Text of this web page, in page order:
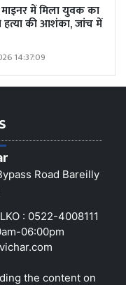
में मिला युवक का
हत्या की आशंका, जांच में
14:37:09
Road Bareilly
: 0522-4008111
06:00pm
the content on